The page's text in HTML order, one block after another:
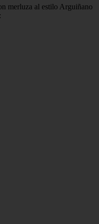
merluza al estilo Arguiñano